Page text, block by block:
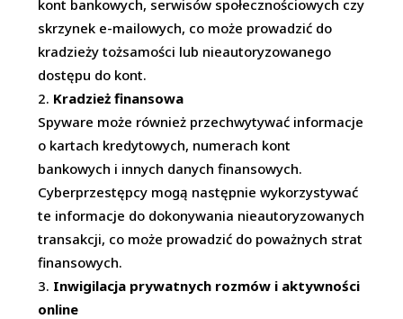
kont bankowych, serwisów społecznościowych czy
skrzynek e-mailowych, co może prowadzić do
kradzieży tożsamości lub nieautoryzowanego
dostępu do kont.
Kradzież finansowa
Spyware może również przechwytywać informacje
o kartach kredytowych, numerach kont
bankowych i innych danych finansowych.
Cyberprzestępcy mogą następnie wykorzystywać
te informacje do dokonywania nieautoryzowanych
transakcji, co może prowadzić do poważnych strat
finansowych.
Inwigilacja prywatnych rozmów i aktywności
online